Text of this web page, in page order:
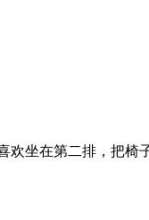
坐在第二排，把椅